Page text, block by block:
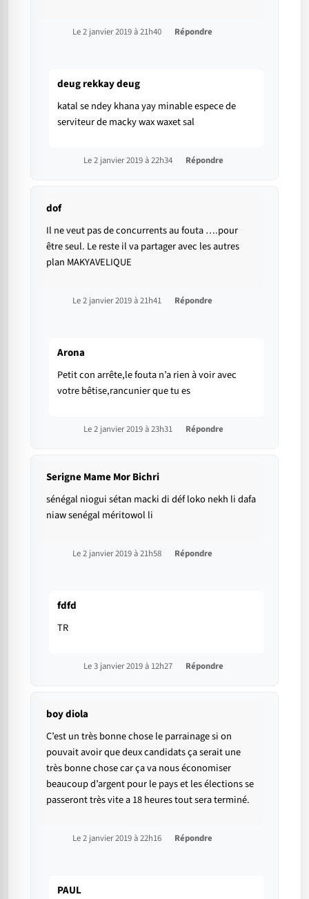
Le 2 janvier 2019 à 21h40 Répondre
deug rekkay deug
katal se ndey khana yay minable espece de
serviteur de macky wax waxet sal
Le 2 janvier 2019 à 22h34 Répondre
dof
Il ne veut pas de concurrents au fouta ….pour
être seul. Le reste il va partager avec les autres
plan MAKYAVELIQUE
Le 2 janvier 2019 à 21h41 Répondre
Arona
Petit con arrête,le fouta n’a rien à voir avec
votre bêtise,rancunier que tu es
Le 2 janvier 2019 à 23h31 Répondre
Serigne Mame Mor Bichri
sénégal niogui sétan macki di déf loko nekh li dafa
niaw senégal méritowol li
Le 2 janvier 2019 à 21h58 Répondre
fdfd
TR
Le 3 janvier 2019 à 12h27 Répondre
boy diola
C’est un très bonne chose le parrainage si on
pouvait avoir que deux candidats ça serait une
très bonne chose car ça va nous économiser
beaucoup d’argent pour le pays et les élections se
passeront très vite a 18 heures tout sera terminé.
Le 2 janvier 2019 à 22h16 Répondre
PAUL